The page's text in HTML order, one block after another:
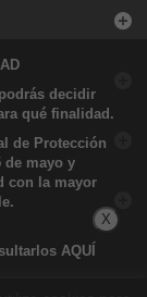
decidir
qué finalidad.
de Protección
de mayo y
con la mayor
AQUÍ
X